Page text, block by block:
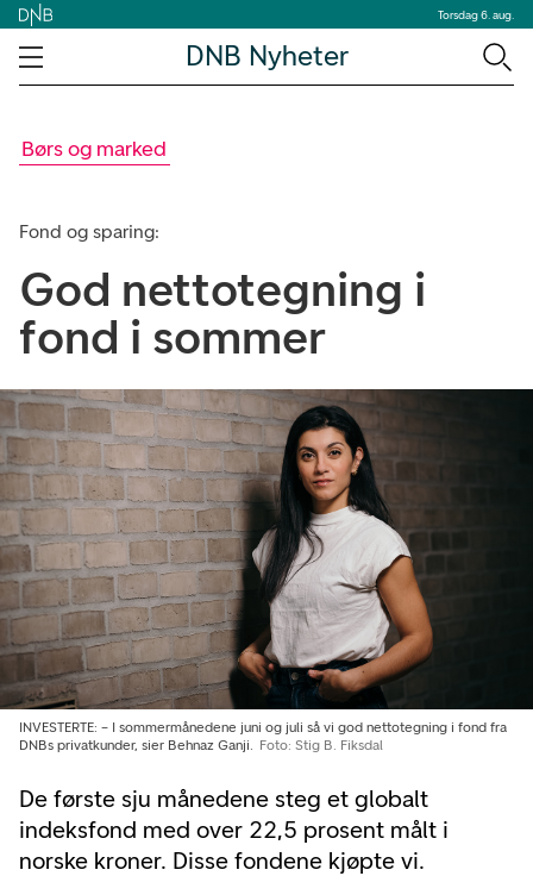
Torsdag 6. aug.
DNB Nyheter
Børs og marked
Fond og sparing:
God nettotegning i
fond i sommer
De første sju månedene steg et globalt
indeksfond med over 22,5 prosent målt i
norske kroner. Disse fondene kjøpte vi.
INVESTERTE: – I sommermånedene juni og juli så vi god nettotegning i fond fra
DNBs privatkunder, sier Behnaz Ganji.
Foto: Stig B. Fiksdal